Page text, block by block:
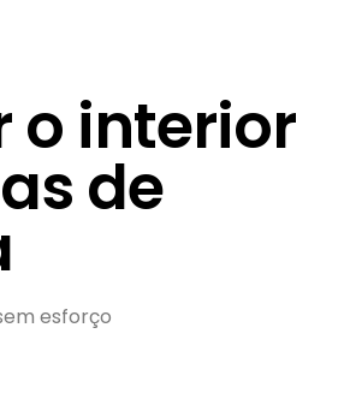
o interior
de
esforço